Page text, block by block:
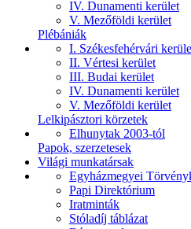
IV. Dunamenti kerület
V. Mezőföldi kerület
Plébániák
I. Székesfehérvári
II. Vértesi kerület
III. Budai kerület
IV. Dunamenti kerület
V. Mezőföldi kerület
Lelkipásztori körzetek
Elhunytak 2003-tól
Papok, szerzetesek
Világi munkatársak
Egyházmegyei
Papi Direktórium
Iratminták
Stóladíj táblázat